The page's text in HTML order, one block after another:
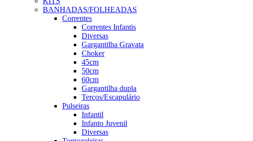
BANHADAS/FOLHEADAS
Correntes
Correntes Infantis
Diversas
Gargantilha Gravata
Choker
45cm
50cm
60cm
Gargantilha dupla
Terços/Escapulário
Pulseiras
Infantil
Infanto Juvenil
Diversas